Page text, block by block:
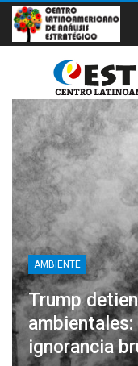
AMBIENTE
Trump
ignorancia